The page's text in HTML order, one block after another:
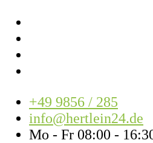
+49 9856 / 285
info@hertlein24.de
Mo - Fr 08:00 -